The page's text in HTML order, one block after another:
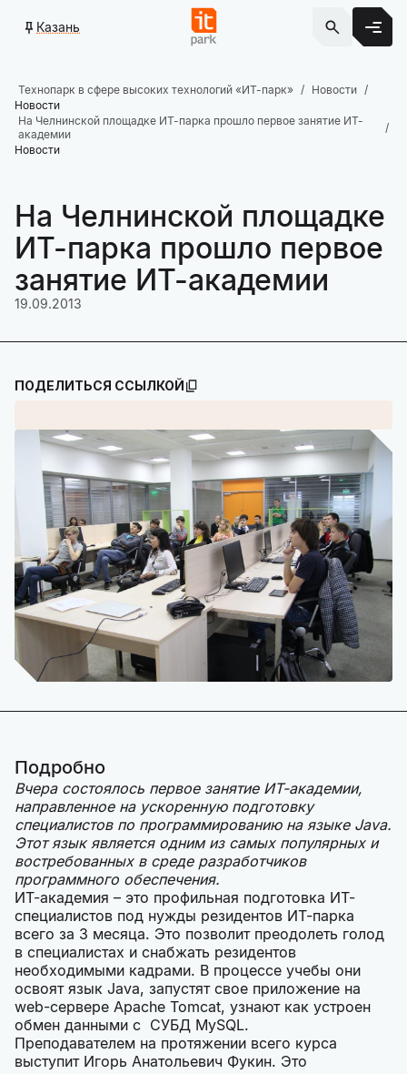
Казань
Технопарк в сфере высоких технологий «ИТ-парк»
Новости
Новости
На Челнинской площадке ИТ-парка прошло первое занятие ИТ-
академии
Новости
На Челнинской площадке
ИТ-парка прошло первое
занятие ИТ-академии
19.09.2013
ПОДЕЛИТЬСЯ ССЫЛКОЙ
Подробно
Вчера состоялось первое занятие ИТ-академии,
направленное на ускоренную подготовку
специалистов по программированию на языке Java.
Этот язык является одним из самых популярных и
востребованных в среде разработчиков
программного обеспечения.
ИТ-академия – это профильная подготовка ИТ-
специалистов под нужды резидентов ИТ-парка
всего за 3 месяца. Это позволит преодолеть голод
в специалистах и снабжать резидентов
необходимыми кадрами. В процессе учебы они
освоят язык Java, запустят свое приложение на
web-сервере Apache Tomcat, узнают как устроен
обмен данными с СУБД MySQL.
Преподавателем на протяжении всего курса
выступит Игорь Анатольевич Фукин. Это